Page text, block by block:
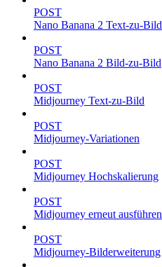
POST
Nano Banana 2 Text-zu-Bild
POST
Nano Banana 2 Bild-zu-Bild
POST
Midjourney Text-zu-Bild
POST
Midjourney-Variationen
POST
Midjourney Hochskalierung
POST
Midjourney erneut ausführen
POST
Midjourney-Bilderweiterung